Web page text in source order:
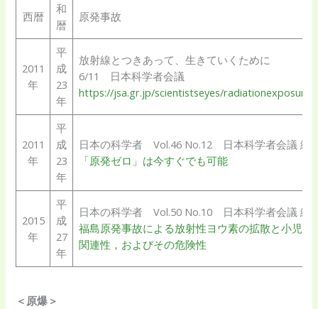
西暦
和
暦
原発事故
2011
年
平
成
23
年
放射線とつきあって、生きていくために
6/11 日本科学者会議
https://jsa.gr.jp/scientistseyes/
2011
年
平
成
23
年
日本の科学者 Vol.46 No.12 日本科学者会議 編
「原発ゼロ」は今すぐでも可能
2015
年
平
成
27
年
日本の科学者 Vol.50 No.10 日本科学者会議 編
福島原発事故による放射性ヨウ素の拡散と小児甲
関連性，およびその危険性
＜原爆＞